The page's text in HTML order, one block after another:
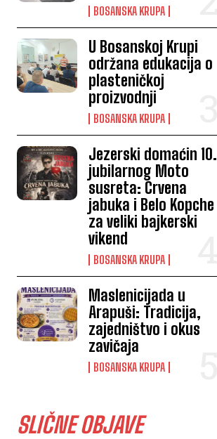
BOSANSKA KRUPA
U Bosanskoj Krupi
održana edukacija o
plasteničkoj
proizvodnji
BOSANSKA KRUPA
Jezerski domaćin 10.
jubilarnog Moto
susreta: Crvena
jabuka i Belo Kopche
za veliki bajkerski
vikend
BOSANSKA KRUPA
Maslenicijada u
Arapuši: Tradicija,
zajedništvo i okus
zavičaja
BOSANSKA KRUPA
SLIČNE OBJAVE